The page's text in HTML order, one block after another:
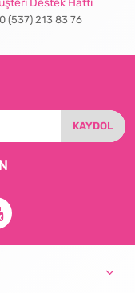
0 (537) 213 83 76
KAYDOL